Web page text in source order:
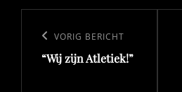
navigatie
Vorig
bericht
VORIG BERICHT
“Wij zijn Atletiek!”